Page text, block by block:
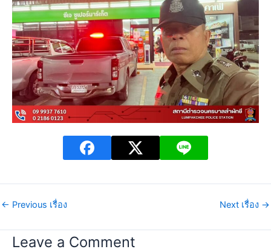
← Previous เรื่อง Next เรื่อง →
Leave a Comment